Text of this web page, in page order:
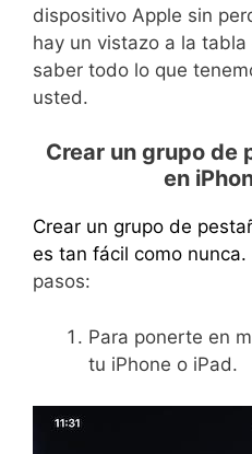
dispositivo Apple sin
hay un vistazo a la
saber todo lo que
usted.
Crear un grupo de
en
Crear un grupo de
es tan fácil como nunca.
pasos:
Para ponerte en
tu iPhone o iPad.